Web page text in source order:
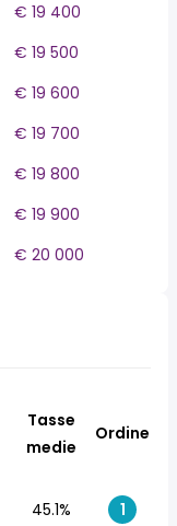
€ 19 400
€ 19 500
€ 19 600
€ 19 700
€ 19 800
€ 19 900
€ 20 000
Tasse
medie
Ordine
45.1% 1